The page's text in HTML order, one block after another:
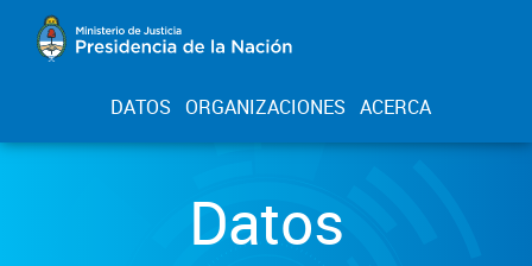
DATOS ORGANIZACIONES ACERCA
Datos